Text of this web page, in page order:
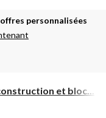
personnalisées
et bloc...